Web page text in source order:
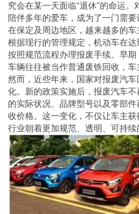
究会在某一天面临“退休”的命运
陪伴多年的爱车，成为了一门需要
在保定及周边地区，越来越多的车
根据现行的管理规定，机动车在
按照规范流程办理报废手续。早
车辆往往被当作普通废铁回收，车
然而，近些年来，国家对报废汽
化。新的政策实施后，报废汽车
的实际状况、品牌型号以及零部
收价格。这一变化，不仅让车主
行业朝着更加规范、透明、可持续